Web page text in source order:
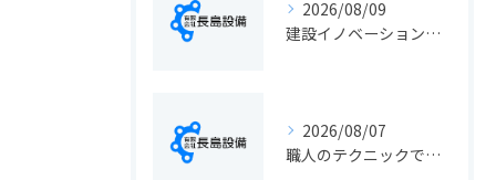
2026/08/09
建設イノベーションの最新動向と実務に活きる導入ポイント総まとめ
2026/08/07
職人のテクニックで出会う静岡県静岡市の伝統工芸と学びの魅力徹底解説